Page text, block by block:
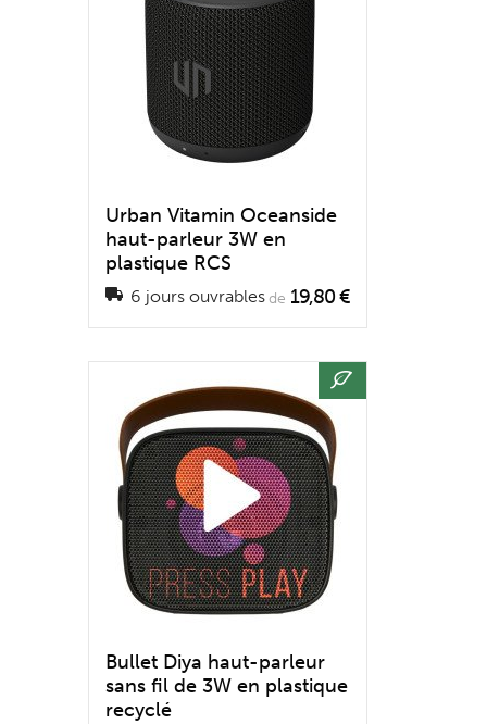
Urban Vitamin Oceanside
haut-parleur 3W en
plastique RCS
6 jours ouvrables de 19,80 €
Bullet Diya haut-parleur
sans fil de 3W en plastique
recyclé